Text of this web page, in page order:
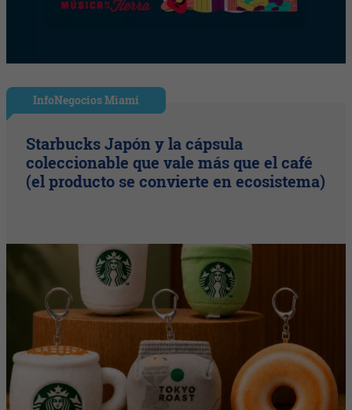
InfoNegocios Miami
Starbucks Japón y la cápsula
coleccionable que vale más que el café
(el producto se convierte en ecosistema)